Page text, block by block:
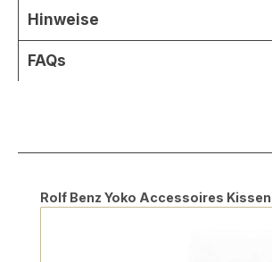
Hinweise
FAQs
Produktgalerie überspringen
Rolf Benz Yoko Accessoires Kissen